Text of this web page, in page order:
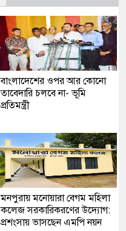
বাংলাদেশের ওপর আর কোনো
তাবেদারি চলবে না- ভূমি
প্রতিমন্ত্রী
মনপুরায় মনোয়ারা বেগম মহিলা
কলেজ সরকারিকরণের উদ্যোগ:
প্রশংসায় ভাসছেন এমপি নয়ন